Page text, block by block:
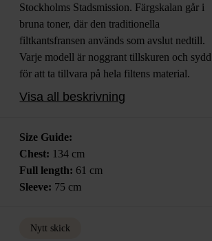
Stockholms Stadsmission. Färgskalan går i
bruna toner, där den traditionella
filtkantsfransen används som avslut nedtill.
Varje modell är noggrant tillskuren och sydd
för att ta tillvara på hela filtens material.
Designen är kimono-inspirerad.
Stockholms Stadsmission. The color palette
features shades of brown, with the traditional
blanket fringe used as the hemline. Each style
is carefully cut and sewn to make full use of
inspired.
Visa all beskrivning
Size Guide:
Chest: 134 cm
Full length: 61 cm
Sleeve: 75 cm
Nytt skick